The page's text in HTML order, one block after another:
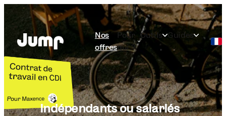
Nos
offres
Pour
qui ?
Outils Guides
Français
English
Indépendants ou salariés